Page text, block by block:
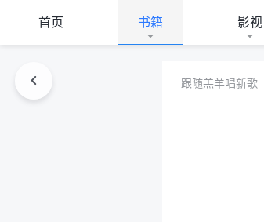
首页 书籍 影视
跟随羔羊唱新歌